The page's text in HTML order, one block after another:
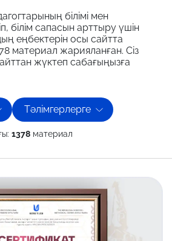
білімі мен
білім сапасын арттыру үшін
еңбектерін осы сайтта
материал жарияланған. Сіз
жүктеп сабағыңызға
Тәлімгерлерге
1378 материал